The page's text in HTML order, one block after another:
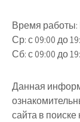
Время работы:
Ср: с 09:00 до
Сб: с 09:00 до
Данная
сайта в